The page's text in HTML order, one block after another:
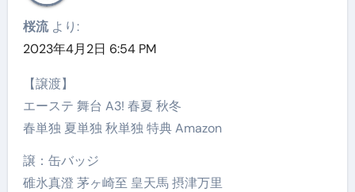
桜流 より:
2023年4月2日 6:54 PM
【譲渡】
エーステ 舞台 A3! 春夏 秋冬
春単独 夏単独 秋単独 特典 Amazon
譲：缶バッジ
碓氷真澄 茅ヶ崎至 皇天馬 摂津万里